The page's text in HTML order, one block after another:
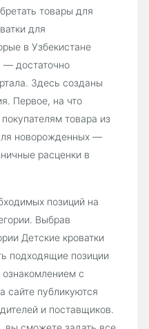
товары для
для
в Узбекистане
— достаточно
Здесь созданы
Первое, на что
товара из
новорожденных —
расценки в
позиций на
Выбрав
Детские кроватки
подходящие позиции
с
сайте публикуются
и поставщиков.